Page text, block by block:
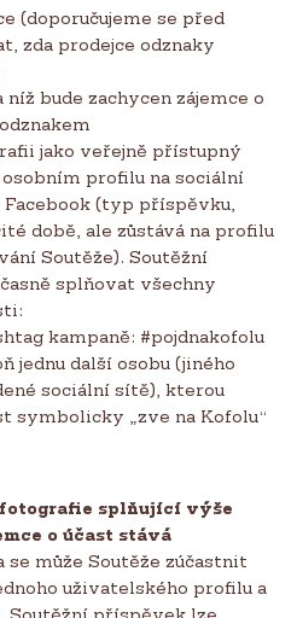
(doporučujeme se před
zda prodejce odznaky
bude zachycen zájemce o
jako veřejně přístupný
profilu na sociální
(typ příspěvku,
době, ale zůstává na profilu
Soutěže). Soutěžní
splňovat všechny
kampaně: #pojdnakofolu
jednu další osobu (jiného
sociální sítě), kterou
symbolicky „zve na Kofolu“
splňující výše
o účast stává
se může Soutěže zúčastnit
uživatelského profilu a
Soutěžní příspěvek lze